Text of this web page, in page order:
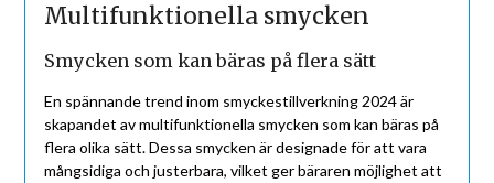
Multifunktionella smycken
Smycken som kan bäras på flera sätt
En spännande trend inom smyckestillverkning 2024 är
skapandet av multifunktionella smycken som kan bäras på
flera olika sätt. Dessa smycken är designade för att vara
mångsidiga och justerbara, vilket ger bäraren möjlighet att